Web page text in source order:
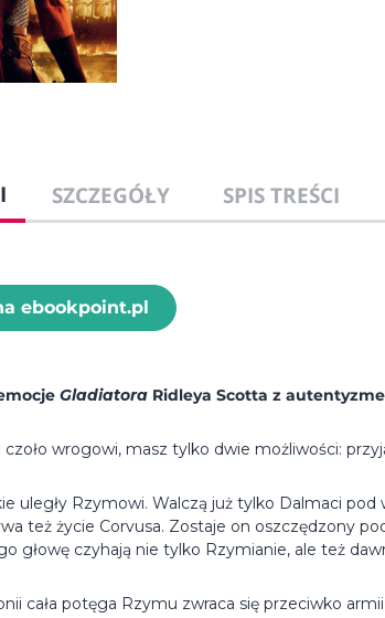
SZCZEGÓŁY SPIS TREŚCI
ebookpoint.pl
Gladiatora Ridleya Scotta z
wrogowi, masz tylko dwie możliwości:
uległy Rzymowi. Walczą już tylko Dalmaci
też życie Corvusa. Zostaje on oszczędzony
głowę czyhają nie tylko Rzymianie, ale też
cała potęga Rzymu zwraca się przeciwko